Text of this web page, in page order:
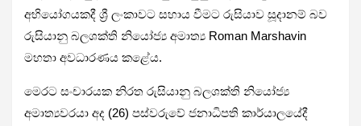
අභියෝගයකදී ශ්‍රී ලංකාවට සහාය වීමට රුසියාව සූදානම් බව
රුසියානු බලශක්ති නියෝජ්‍ය අමාත්‍ය Roman Marshavin
මහතා අවධාරණය කළේය.
මෙරට සංචාරයක නිරත රුසියානු බලශක්ති නියෝජ්‍ය
අමාත්‍යවරයා අද (26) පස්වරුවේ ජනාධිපති කාර්යාලයේදී